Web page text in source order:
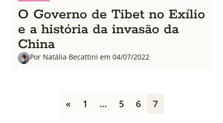
O Governo de Tibet no Exílio
e a história da invasão da
China
Por Natália Becattini em 04/07/2022
« 1 … 5 6 7